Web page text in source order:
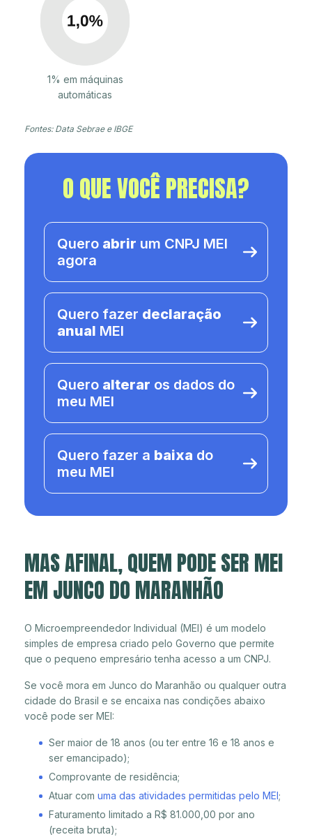
1% em máquinas
automáticas
Fontes: Data Sebrae e IBGE
O QUE VOCÊ PRECISA?
Quero abrir um CNPJ MEI
agora
Quero fazer declaração
anual MEI
Quero alterar os dados do
meu MEI
Quero fazer a baixa do
meu MEI
MAS AFINAL, QUEM PODE SER MEI
EM JUNCO DO MARANHÃO
O Microempreendedor Individual (MEI) é um modelo
simples de empresa criado pelo Governo que permite
que o pequeno empresário tenha acesso a um CNPJ.
Se você mora em Junco do Maranhão ou qualquer outra
cidade do Brasil e se encaixa nas condições abaixo
você pode ser MEI:
Ser maior de 18 anos (ou ter entre 16 e 18 anos e
ser emancipado);
Comprovante de residência;
Atuar com uma das atividades permitidas pelo MEI;
Faturamento limitado a R$ 81.000,00 por ano
(receita bruta);